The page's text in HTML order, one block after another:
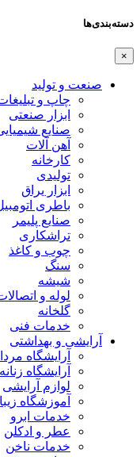
دسته‌بندی‌ها
×
صنعت و تولید
چاپ و تبلیغات
ابزار صنعتی
صنایع شیمیایی
آهن آلات
کارخانه
تولیدی
ابزار یراق
باطری اتومبیل
صنایع پلیمر
تراشکاری
چوب و کاغذ
سنگ
شیشه
لوله و
گلخانه
خدمات فنی
آرایشی و بهداشتی
آرایشگاه
آرایشگاه زنانه
لوازم آرایشی
آموزشگاه
خدمات ابرو
عطر و ادکلن
خدمات ناخن